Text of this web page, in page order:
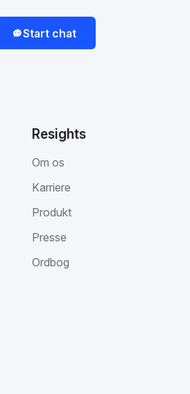
Start chat
Resights
Om os
Karriere
Produkt
Presse
Ordbog